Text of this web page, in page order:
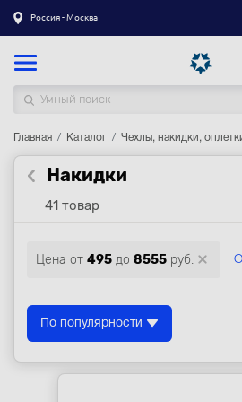
Россия - Москва
Каталог товаров
Регистрация|Вход
Доставка
Контакты
Акции
Главная Каталог Чехлы, накидки,
Накидки
41 товар
Цена от 495 до 8555 руб.
По популярности